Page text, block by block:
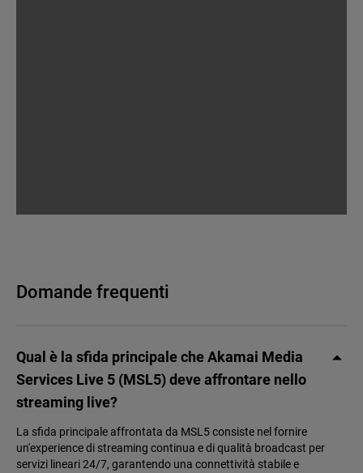
Domande frequenti
Qual è la sfida principale che Akamai Media
Services Live 5 (MSL5) deve affrontare nello
streaming live?
La sfida principale affrontata da MSL5 consiste nel fornire
un'experience di streaming continua e di qualità broadcast per
servizi lineari 24/7, garantendo una connettività stabile e